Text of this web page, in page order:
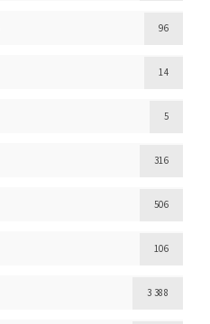
96
14
5
316
506
106
3 388